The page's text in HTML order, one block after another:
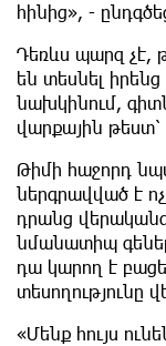
հինից», -
Դեռևս պարզ չէ,
են տեսնել
նախկինում,
վարքային
Թիմի հաջորդ
ներգրավված է
դրանց
նմանատիպ
դա կարող է
տեսողությունը
«Մենք հույս